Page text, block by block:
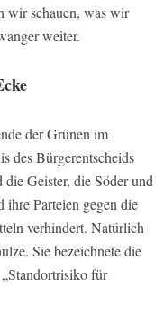
wir schauen, was wir
weiter.
der Grünen im
des Bürgerentscheids
die Geister, die Söder und
ihre Parteien gegen die
verhindert. Natürlich
Sie bezeichnete die
für